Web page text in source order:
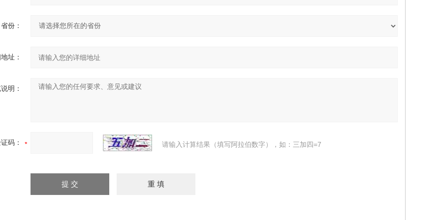
省份：
址：
明：
码： 请输入计算结果（填写阿拉伯数字），如：三加四=7